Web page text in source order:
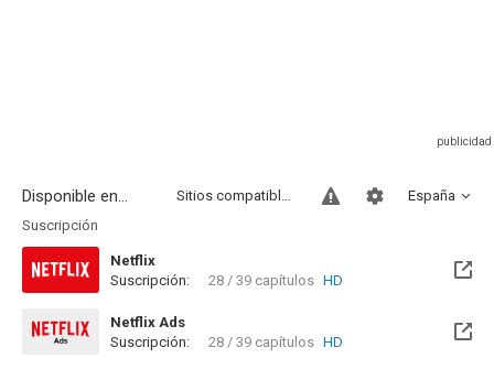
Disponible en... España
Sitios compatibles
Suscripción
Netflix
Suscripción:
28 / 39 capítulos HD
Netflix Ads
Suscripción:
28 / 39 capítulos HD